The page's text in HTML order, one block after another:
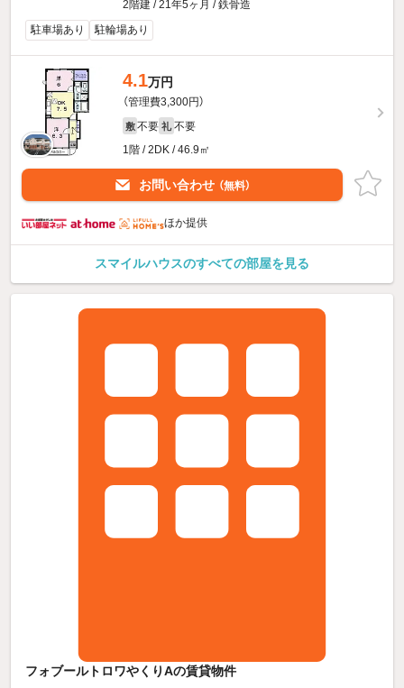
2階建 / 21年5ヶ月 / 鉄骨造
駐車場あり
駐輪場あり
4.1万円
（管理費3,300円）
敷 不要 礼 不要
1階 / 2DK / 46.9㎡
お問い合わせ （無料）
ほか提供
スマイルハウスのすべての部屋を見る
フォブールトロワやくりAの賃貸物件